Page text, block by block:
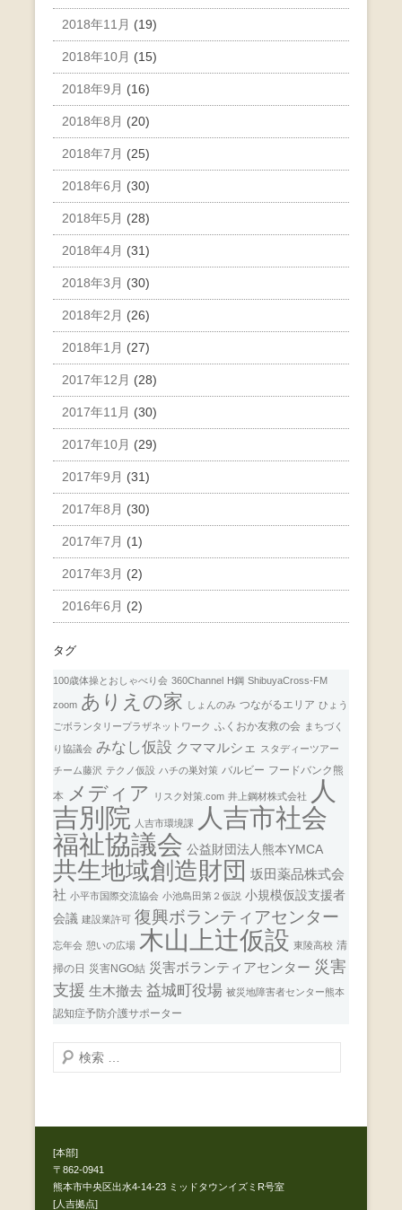
2018年11月 (19)
2018年10月 (15)
2018年9月 (16)
2018年8月 (20)
2018年7月 (25)
2018年6月 (30)
2018年5月 (28)
2018年4月 (31)
2018年3月 (30)
2018年2月 (26)
2018年1月 (27)
2017年12月 (28)
2017年11月 (30)
2017年10月 (29)
2017年9月 (31)
2017年8月 (30)
2017年7月 (1)
2017年3月 (2)
2016年6月 (2)
タグ
100歳体操とおしゃべり会 360Channel H鋼 ShibuyaCross-FM
zoom ありえの家 しょんのみ つながるエリア ひょう
ごボランタリープラザネットワーク ふくおか友救の会 まちづく
り協議会 みなし仮設 クママルシェ
スタディーツアー
チーム藤沢 テクノ仮設 ハチの巣対策 バルビー フードバンク熊
本 メディア リスク対策.com 井上鋼材株式会社
人
吉別院
人吉市環境課
人吉市社会
福祉協議会 公益財団法人熊本YMCA
共生地域創造財団 坂田薬品株式会
社 小平市国際交流協会 小池島田第２仮説 小規模仮設支援者
会議 建設業許可 復興ボランティアセンター
忘年会 憩いの広場 木山上辻仮設 東陵高校 清
掃の日 災害NGO結 災害ボランティアセンター 災害
支援 生木撤去 益城町役場 被災地障害者センター熊本
認知症予防介護サポーター
検
索
[本部]
〒862-0941
熊本市中央区出水4-14-23 ミッドタウンイズミR号室
[人吉拠点]